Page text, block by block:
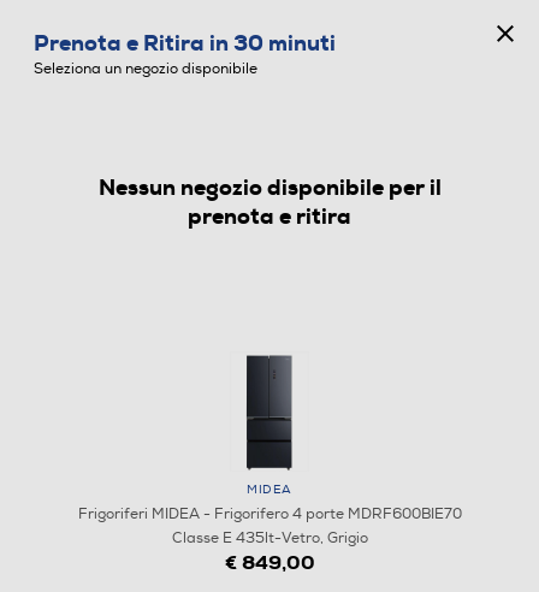
FRIGORIFERI
Prenota e Ritira in 30 minuti
Seleziona un negozio disponibile
Nessun negozio disponibile per il
prenota e ritira
MIDEA
Frigoriferi MIDEA - Frigorifero 4 porte MDRF600BIE70
Classe E 435lt-Vetro, Grigio
€ 849,00